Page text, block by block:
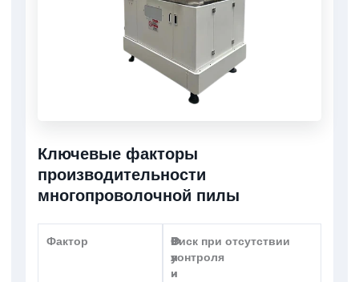
Ключевые факторы
производительности
многопроволочной пилы
Фактор
Ф
у
н
В
л
и
Риск при отсутствии
контроля